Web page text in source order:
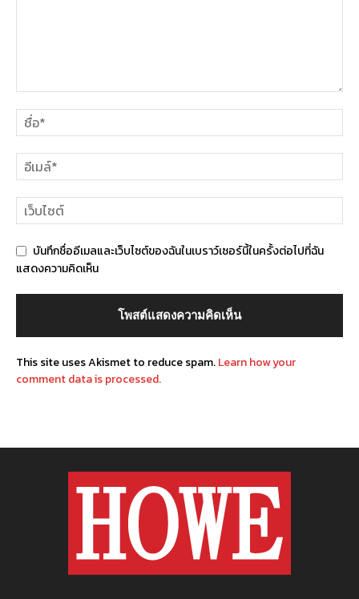
บันทึกชื่ออีเมลและเว็บไซต์ของฉันในเบราว์เซอร์นี้ในครั้งต่อไปที่ฉัน
แสดงความคิดเห็น
This site uses Akismet to reduce spam.Learn how your
comment data is processed.